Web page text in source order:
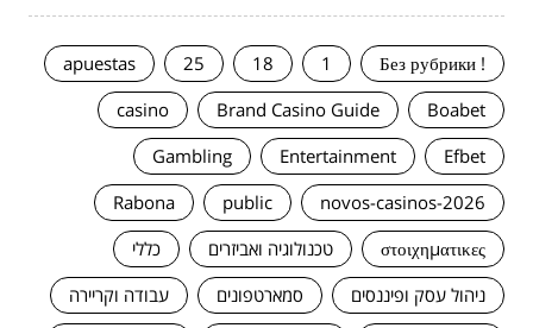
! Без рубрики
1
18
25
apuestas
Boabet
Brand Casino Guide
casino
Efbet
Entertainment
Gambling
novos-casinos-2026
public
Rabona
στοιχηματικες
טכנולוגיה ואביזרים
כללי
ניהול עסק ופיננסים
סמארטפונים
עבודה וקריירה